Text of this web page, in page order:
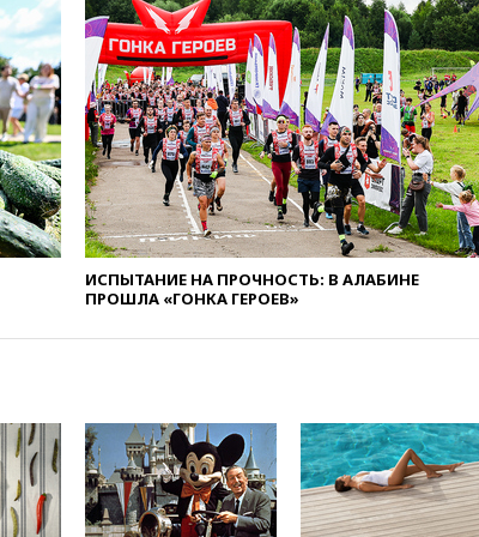
пострадали при наезде
автомобиля на толпу в Омске
13:19 WP: Трамп определился
со своим преемником
13:13СК возбудил дело по
факту гибели женщины и
ребенка в Раменском
12:57В Луганске при ракетном
ударе ВСУ по складу
пострадали пять человек
12:44МВД: число
преступлений, связанных с
ребенок погибли при падении
из окна
12:22
В России с 1 сентября
изменятся билеты на
общественный транспорт
ИСПЫТАНИЕ НА ПРОЧНОСТЬ: В АЛАБИНЕ
ПРОШЛА «ГОНКА ГЕРОЕВ»